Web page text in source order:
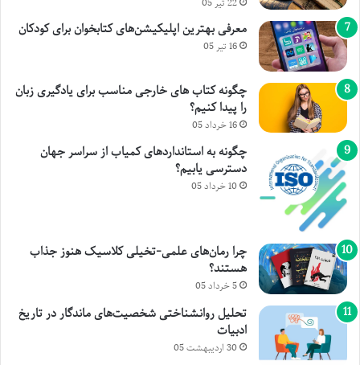
معرفی بهترین اپلیکیشن‌های کتابخوان برای کودکان
16 تیر 05
چگونه کتاب های خارجی مناسب برای یادگیری زبان
را پیدا کنیم؟
16 خرداد 05
چگونه به استانداردهای کمیاب از سراسر جهان
دسترسی یابیم؟
10 خرداد 05
چرا رمان‌های علمی-تخیلی کلاسیک هنوز جذاب
هستند؟
5 خرداد 05
تحلیل روانشناختی شخصیت‌های ماندگار در تاریخ
ادبیات
30 اردیبهشت 05